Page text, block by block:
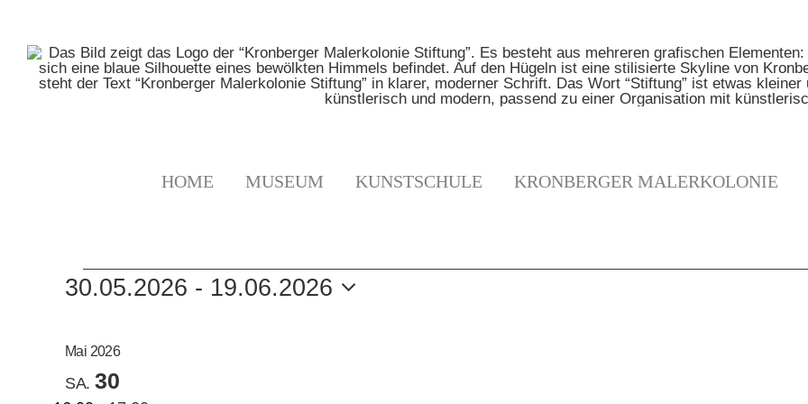
springen
HOME MUSEUM KUNSTSCHULE KRONBERGER MALERKOLONIE
VERANSTALTUNGEN
30.05.2026 - 19.06.2026
auswählen.
Mai 2026
SA. 30